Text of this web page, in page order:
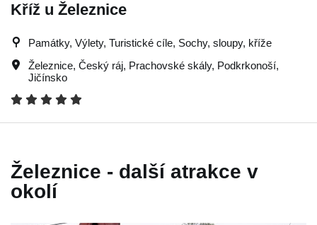
Kříž u Železnice
Památky, Výlety, Turistické cíle, Sochy, sloupy, kříže
Železnice, Český ráj, Prachovské skály, Podkrkonoší,
Jičínsko
Železnice - další atrakce v
okolí